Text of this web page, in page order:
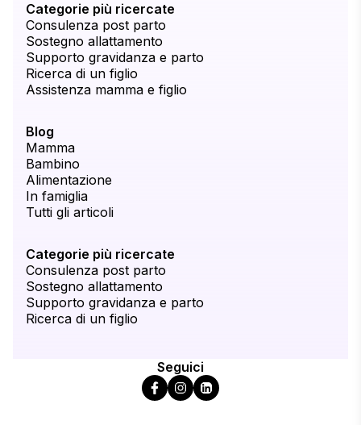
Categorie più ricercate
Consulenza post parto
Sostegno allattamento
Supporto gravidanza e parto
Ricerca di un figlio
Assistenza mamma e figlio
Blog
Mamma
Bambino
Alimentazione
In famiglia
Tutti gli articoli
Categorie più ricercate
Consulenza post parto
Sostegno allattamento
Supporto gravidanza e parto
Ricerca di un figlio
Seguici